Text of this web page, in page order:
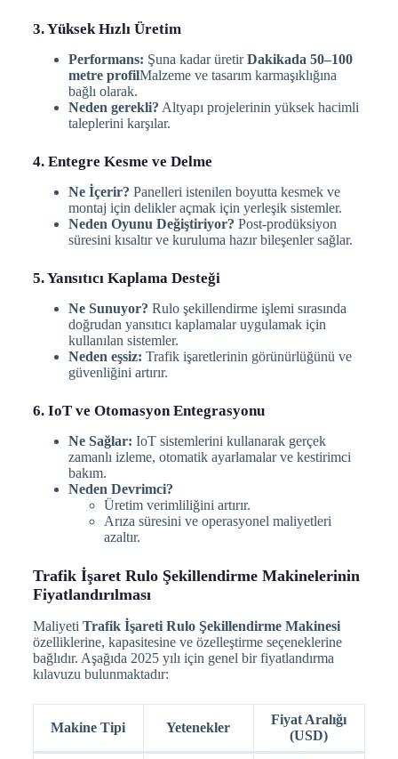
3. Yüksek Hızlı Üretim
Performans: Şuna kadar üretirDakikada 50–100
metre profilMalzeme ve tasarım karmaşıklığına
bağlı olarak.
Neden gerekli? Altyapı projelerinin yüksek hacimli
taleplerini karşılar.
4. Entegre Kesme ve Delme
Ne İçerir? Panelleri istenilen boyutta kesmek ve
montaj için delikler açmak için yerleşik sistemler.
Neden Oyunu Değiştiriyor? Post-prodüksiyon
süresini kısaltır ve kuruluma hazır bileşenler sağlar.
5. Yansıtıcı Kaplama Desteği
Ne Sunuyor? Rulo şekillendirme işlemi sırasında
doğrudan yansıtıcı kaplamalar uygulamak için
kullanılan sistemler.
Neden eşsiz: Trafik işaretlerinin görünürlüğünü ve
güvenliğini artırır.
6. IoT ve Otomasyon Entegrasyonu
Ne Sağlar: IoT sistemlerini kullanarak gerçek
zamanlı izleme, otomatik ayarlamalar ve kestirimci
bakım.
Neden Devrimci?
Üretim verimliliğini artırır.
Arıza süresini ve operasyonel maliyetleri
azaltır.
Trafik İşaret Rulo Şekillendirme Makinelerinin
Fiyatlandırılması
Maliyeti Trafik İşareti Rulo Şekillendirme Makinesi
özelliklerine, kapasitesine ve özelleştirme seçeneklerine
bağlıdır. Aşağıda 2025 yılı için genel bir fiyatlandırma
kılavuzu bulunmaktadır:
Makine Tipi Yetenekler
Fiyat Aralığı
(USD)